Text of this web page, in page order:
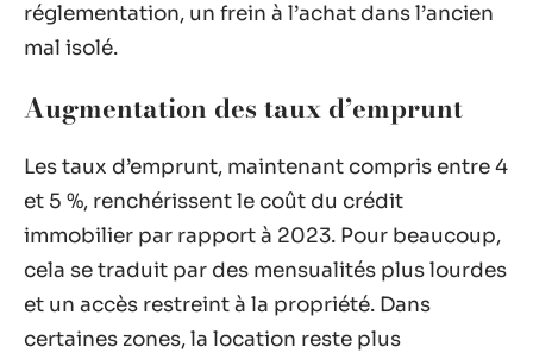
réglementation, un frein à l’achat dans l’ancien
mal isolé.
Augmentation des taux d’emprunt
Les taux d’emprunt, maintenant compris entre 4
et 5 %, renchérissent le coût du crédit
immobilier par rapport à 2023. Pour beaucoup,
cela se traduit par des mensualités plus lourdes
et un accès restreint à la propriété. Dans
certaines zones, la location reste plus